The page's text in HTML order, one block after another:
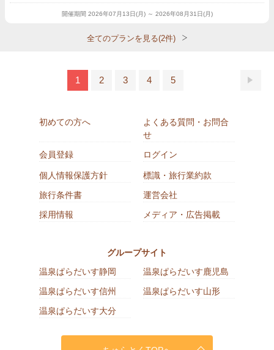
開催期間 2026年07月13日(月) ～ 2026年08月31日(月)
全てのプランを見る(2件)
1 2 3 4 5
初めての方へ
よくある質問・お問合
せ
会員登録
ログイン
個人情報保護方針
標識・旅行業約款
旅行条件書
運営会社
採用情報
メディア・広告掲載
グループサイト
温泉ぱらだいす静岡
温泉ぱらだいす鹿児島
温泉ぱらだいす信州
温泉ぱらだいす山形
温泉ぱらだいす大分